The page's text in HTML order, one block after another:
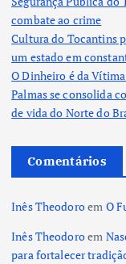
combate ao crime
Cultura do Tocantins
um estado em
O Dinheiro é da
Palmas se consolida
de vida do Norte do
Comentários
Inês Theodoroem O
Inês Theodoroem
para fortalecer